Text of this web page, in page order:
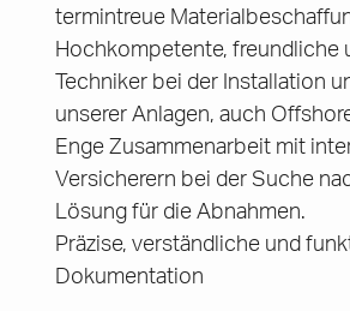
termintreue
Hochkompetente, freundliche
Techniker bei der Installation
unserer Anlagen, auch
Enge Zusammenarbeit mit
Versicherern bei der Suche
Lösung für die Abnahmen.
Präzise, verständliche und
Dokumentation